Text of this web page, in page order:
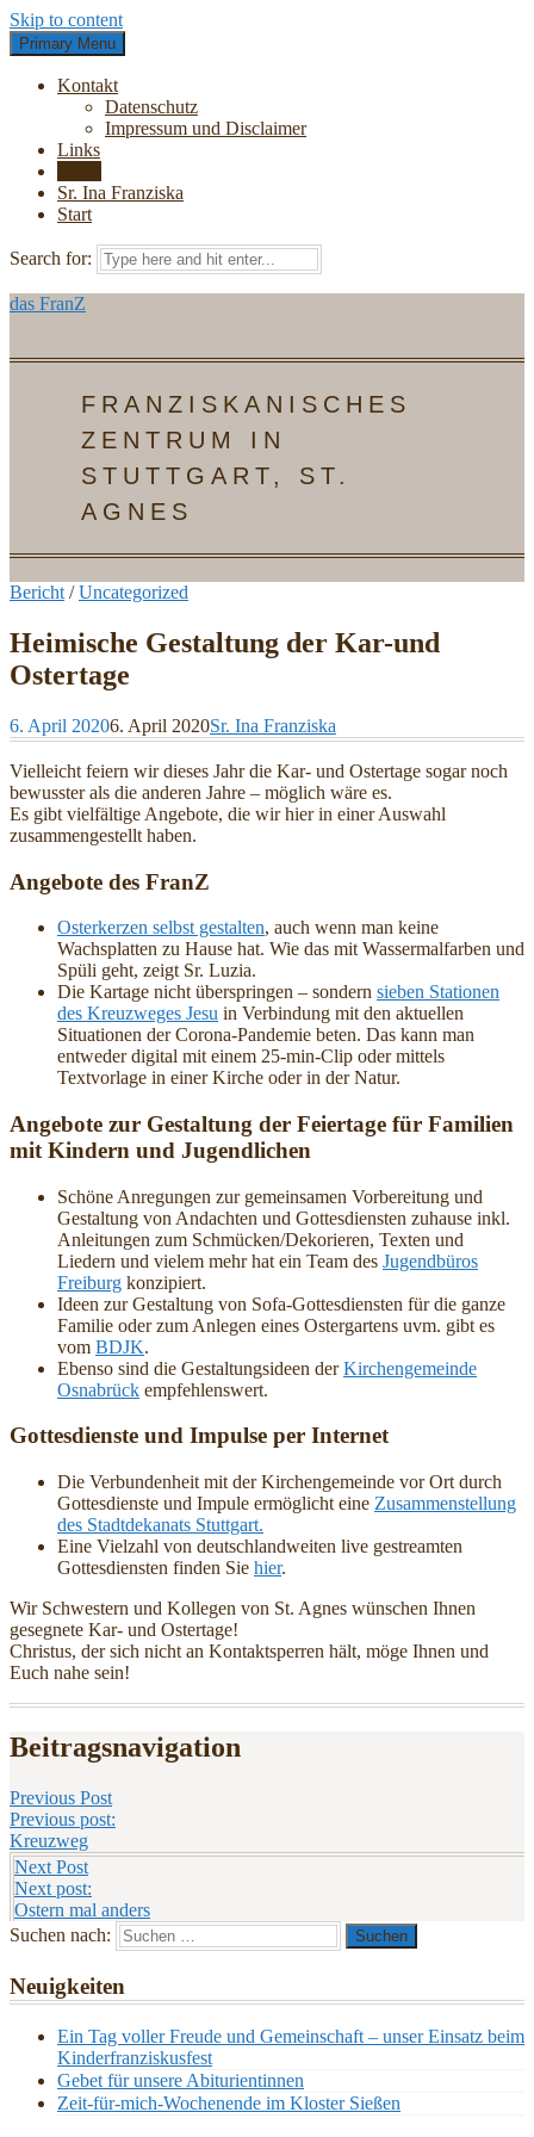
Skip to content
Primary Menu
Kontakt
Datenschutz
Impressum und Disclaimer
Links
Sr. Ina Franziska
Start
Search for:
das FranZ
FRANZISKANISCHES
ZENTRUM IN
STUTTGART, ST.
AGNES
Bericht /Uncategorized
Heimische Gestaltung der Kar-und
Ostertage
6. April 20206. April 2020Sr. Ina Franziska
Vielleicht feiern wir dieses Jahr die Kar- und Ostertage sogar noch
bewusster als die anderen Jahre – möglich wäre es.
Es gibt vielfältige Angebote, die wir hier in einer Auswahl
zusammengestellt haben.
Angebote des FranZ
Osterkerzen selbst gestalten, auch wenn man keine
Wachsplatten zu Hause hat. Wie das mit Wassermalfarben und
Spüli geht, zeigt Sr. Luzia.
Die Kartage nicht überspringen – sondern sieben Stationen
des Kreuzweges Jesu in Verbindung mit den aktuellen
Situationen der Corona-Pandemie beten. Das kann man
entweder digital mit einem 25-min-Clip oder mittels
Textvorlage in einer Kirche oder in der Natur.
Angebote zur Gestaltung der Feiertage für Familien
mit Kindern und Jugendlichen
Schöne Anregungen zur gemeinsamen Vorbereitung und
Gestaltung von Andachten und Gottesdiensten zuhause inkl.
Anleitungen zum Schmücken/Dekorieren, Texten und
Liedern und vielem mehr hat ein Team des Jugendbüros
Freiburg konzipiert.
Ideen zur Gestaltung von Sofa-Gottesdiensten für die ganze
Familie oder zum Anlegen eines Ostergartens uvm. gibt es
vom BDJK.
Ebenso sind die Gestaltungsideen derKirchengemeinde
Osnabrück empfehlenswert.
Gottesdienste und Impulse per Internet
Die Verbundenheit mit der Kirchengemeinde vor Ort durch
Gottesdienste und Impule ermöglicht eine Zusammenstellung
des Stadtdekanats Stuttgart.
Eine Vielzahl von deutschlandweiten live gestreamten
Gottesdiensten finden Sie hier.
Wir Schwestern und Kollegen von St. Agnes wünschen Ihnen
gesegnete Kar- und Ostertage!
Christus, der sich nicht an Kontaktsperren hält, möge Ihnen und
Euch nahe sein!
Beitragsnavigation
Previous Post
Previous post:
Kreuzweg
Next Post
Next post:
Ostern mal anders
Suchen nach:
Neuigkeiten
Ein Tag voller Freude und Gemeinschaft – unser Einsatz beim
Kinderfranziskusfest
Gebet für unsere Abiturientinnen
Zeit-für-mich-Wochenende im Kloster Sießen